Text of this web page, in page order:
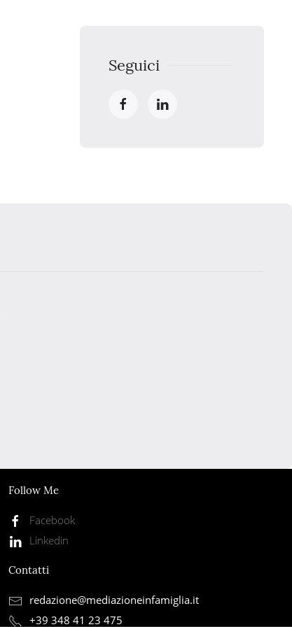
Seguici
Follow Me
Facebook
Linkedin
Contatti
redazione@mediazioneinfamiglia.it
+39 348 41 23 475